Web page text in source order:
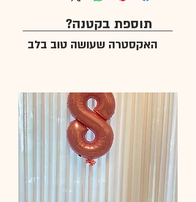
תוספת בקטנה?
האקסטרה שעושה טוב בלב